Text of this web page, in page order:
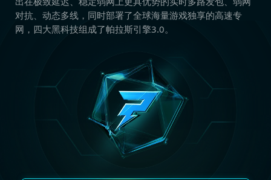
对抗、动态多线，同时部署了全球海量游戏独享的高速专
网，四大黑科技组成了帕拉斯引擎3.0。